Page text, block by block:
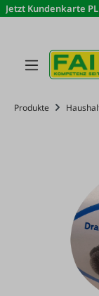
Zum
Jetzt Kundenkarte
Produkte